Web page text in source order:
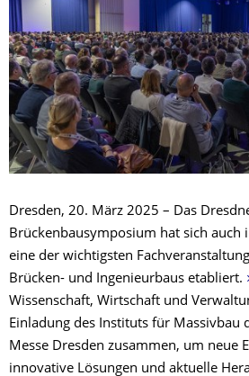
Dresden, 20. März 2025 – Das
Brückenbausymposium hat sich auch
eine der wichtigsten
Brücken- und Ingenieurbaus etabliert.
Wissenschaft, Wirtschaft und
Einladung des Instituts für Massivbau
Messe Dresden zusammen, um neue
innovative Lösungen und aktuelle